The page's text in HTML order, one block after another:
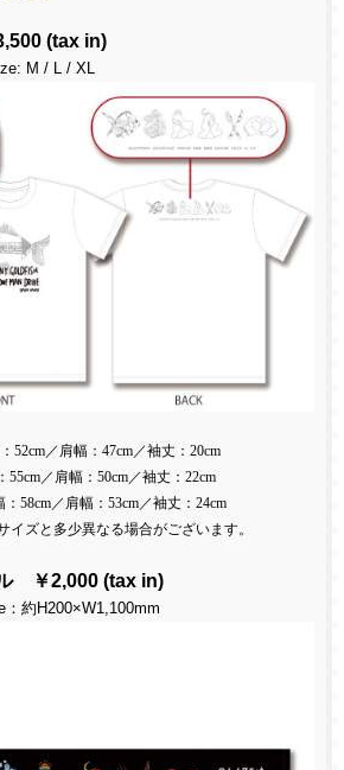
(tax in)
M / L / XL
52cm／肩幅： 47cm／袖丈： 20cm
55cm／肩幅： 50cm／袖丈： 22cm
58cm／肩幅： 53cm／袖丈： 24cm
ズと多少異なる場合がございます。
￥2,000 (tax in)
約H200×W1,100mm